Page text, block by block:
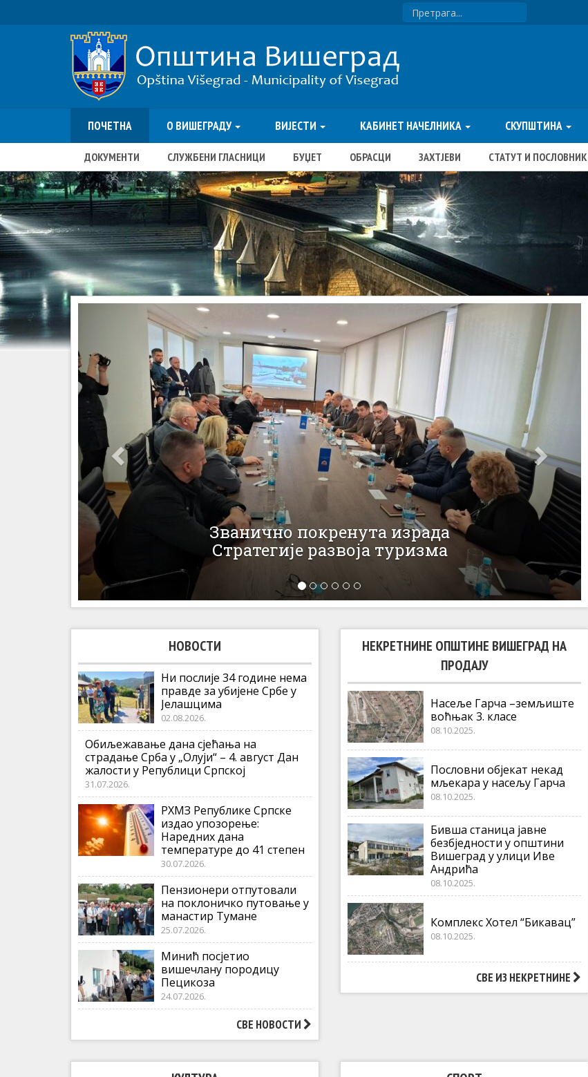
ПОЧЕТНА О ВИШЕГРАДУ ВИЈЕСТИ КАБИНЕТ НАЧЕЛНИКА СКУПШТИНА
ДОКУМЕНТИ СЛУЖБЕНИ ГЛАСНИЦИ БУЏЕТ ОБРАСЦИ ЗАХТЈЕВИ СТАТУТ И ПОСЛОВНИК
Бољи услови за школовање
НОВОСТИ
Ни послије 34 године нема
правде за убијене Србе у
Јелашцима
02.08.2026.
Обиљежавање дана сјећања на
страдање Срба у „Олуји“ – 4. август Дан
жалости у Републици Српској
31.07.2026.
РХМЗ Републике Српске
издао упозорење:
Наредних дана
температуре до 41 степен
30.07.2026.
Пензионери отпутовали
на поклоничко путовање у
манастир Тумане
25.07.2026.
Минић посјетио
вишечлану породицу
Пецикоза
24.07.2026.
СВЕ НОВОСТИ
НЕКРЕТНИНЕ ОПШТИНЕ ВИШЕГРАД НА
ПРОДАЈУ
Насеље Гарча –земљиште
воћњак 3. класе
08.10.2025.
Пословни објекат некад
мљекара у насељу Гарча
08.10.2025.
Бивша станица јавне
безбједности у општини
Вишеград у улици Иве
Андрића
08.10.2025.
Комплекс Хотел “Бикавац”
08.10.2025.
СВЕ ИЗ НЕКРЕТНИНЕ